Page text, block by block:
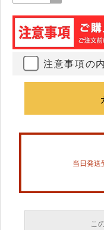
注意事項の
当日発送
こ